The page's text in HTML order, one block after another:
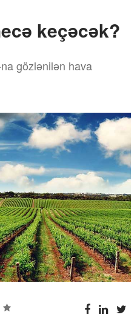
keçəcək?
gözlənilən hava